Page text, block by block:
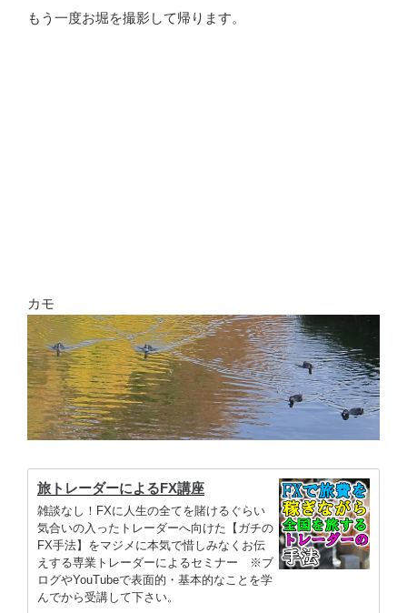
もう一度お堀を撮影して帰ります。
カモ
旅トレーダーによるFX講座
雑談なし！FXに人生の全てを賭けるぐらい
気合いの入ったトレーダーへ向けた【ガチの
FX手法】をマジメに本気で惜しみなくお伝
えする専業トレーダーによるセミナー ※ブ
ログやYouTubeで表面的・基本的なことを学
んでから受講して下さい。